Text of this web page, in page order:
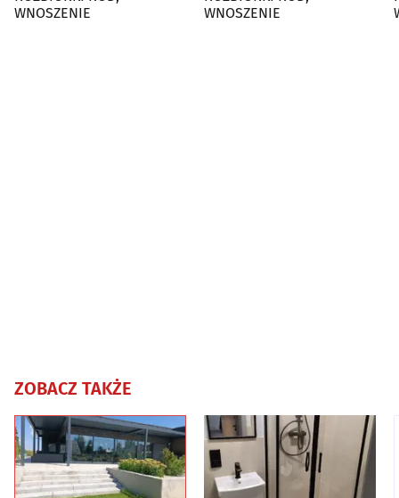
WNOSZENIE
WNOSZENIE
ZOBACZ TAKŻE